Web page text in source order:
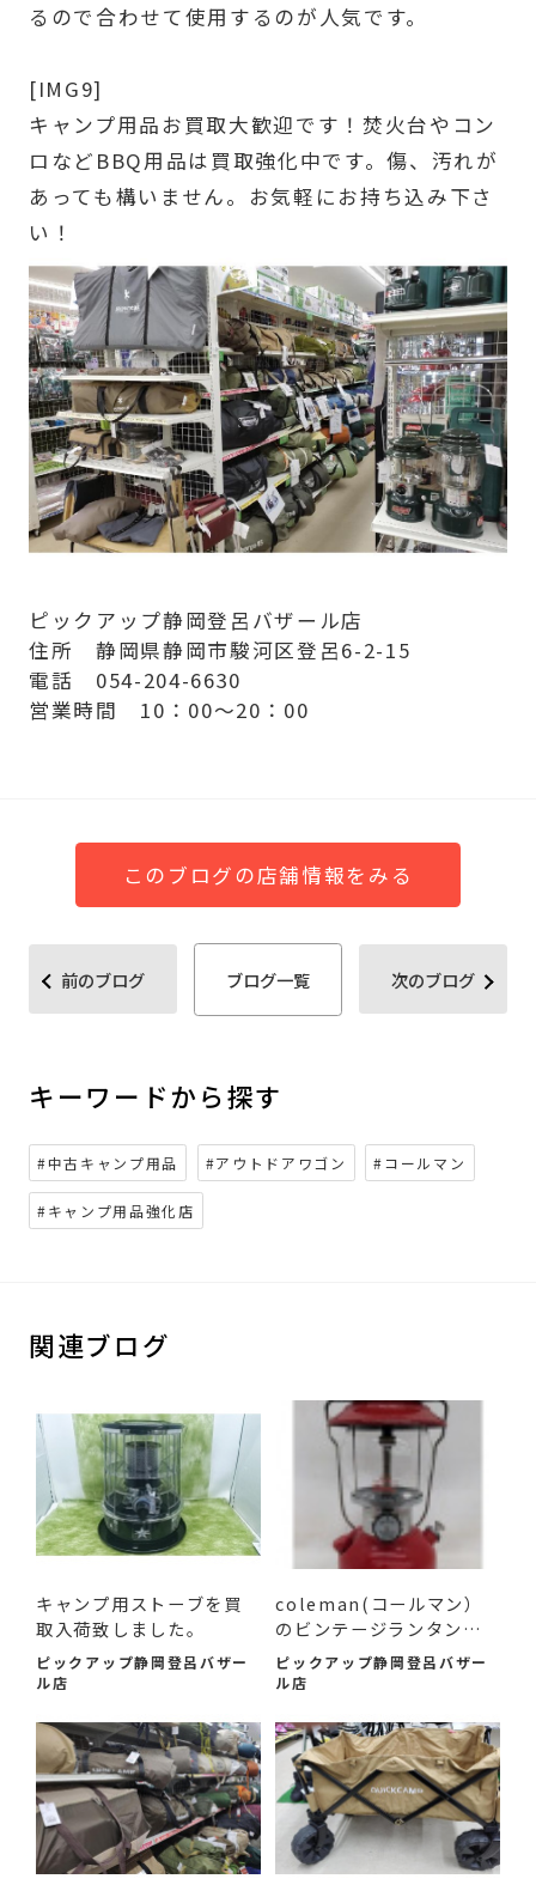
るので合わせて使用するのが人気です。
[IMG9]
キャンプ用品お買取大歓迎です！焚火台やコン
ロなどBBQ用品は買取強化中です。傷、汚れが
あっても構いません。お気軽にお持ち込み下さ
い！
ピックアップ静岡登呂バザール店
住所 静岡県静岡市駿河区登呂6-2-15
電話 054-204-6630
営業時間 10：00～20：00
このブログの店舗情報をみる
前のブログ ブログ一覧 次のブログ
キーワードから探す
#中古キャンプ用品 #アウトドアワゴン #コールマン
#キャンプ用品強化店
関連ブログ
キャンプ用ストーブを買
取入荷致しました。
ピックアップ静岡登呂バザー
ル店
coleman(コールマン）
のビンテージランタンを
お買...
ピックアップ静岡登呂バザー
ル店